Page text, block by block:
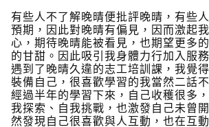
有些人不了解晚晴便批評晚晴，有些
預期，因此對晚晴有偏見，因而激起
心，期待晚晴能被看見，也期望更多
的甘甜。因此吸引我身體力行加入服
遇到了晚晴久違的志工培訓課，我覺
裝備自己，很喜歡學習的我當然二話
經過半年的學習下來，自己收穫很多
我探索、自我挑戰，也激發自己未曾
然發現自己很喜歡與人互動，也在互